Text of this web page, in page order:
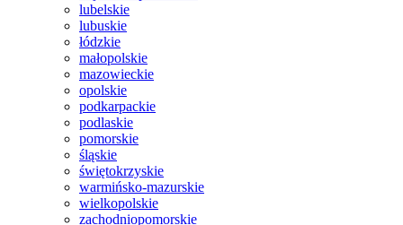
lubelskie
lubuskie
łódzkie
małopolskie
mazowieckie
opolskie
podkarpackie
podlaskie
pomorskie
śląskie
świętokrzyskie
warmińsko-mazurskie
wielkopolskie
zachodniopomorskie